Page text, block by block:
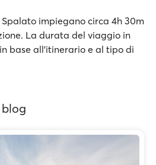
impiegano circa 4h 30m
La durata del viaggio in
base all’itinerario e al tipo di